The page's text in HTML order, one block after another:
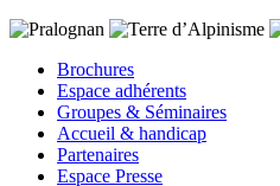
Brochures
Espace adhérents
Groupes & Séminaires
Accueil & handicap
Partenaires
Espace Presse